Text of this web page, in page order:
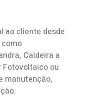
ao cliente desde
, Caldeira a
Fotovoltaico ou
manutenção,